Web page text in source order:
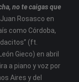
no te caigas que
Rosasco en
como Córdoba,
(ft.
Gieco) en abril
a piano y voz por
Aires y del